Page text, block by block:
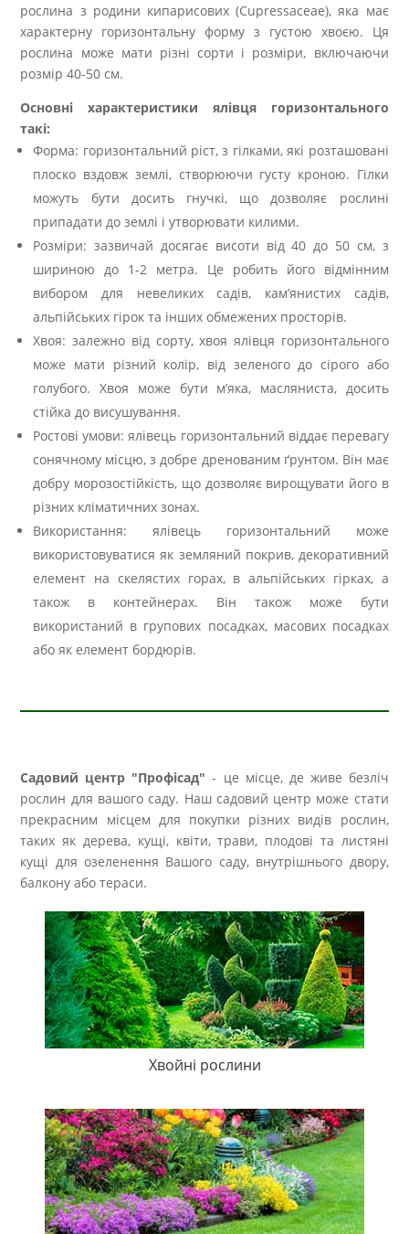
рослина з родини кипарисових (Cupressaceae), яка має
характерну горизонтальну форму з густою хвоєю. Ця
рослина може мати різні сорти і розміри, включаючи
розмір 40-50 см.
Основні характеристики ялівця горизонтального
такі:
Форма: горизонтальний ріст, з гілками, які розташовані
плоско вздовж землі, створюючи густу кроною. Гілки
можуть бути досить гнучкі, що дозволяє рослині
припадати до землі і утворювати килими.
Розміри: зазвичай досягає висоти від 40 до 50 см, з
шириною до 1-2 метра. Це робить його відмінним
вибором для невеликих садів, кам’янистих садів,
альпійських гірок та інших обмежених просторів.
Хвоя: залежно від сорту, хвоя ялівця горизонтального
може мати різний колір, від зеленого до сірого або
голубого. Хвоя може бути м’яка, масляниста, досить
стійка до висушування.
Ростові умови: ялівець горизонтальний віддає перевагу
сонячному місцю, з добре дренованим ґрунтом. Він має
добру морозостійкість, що дозволяє вирощувати його в
різних кліматичних зонах.
Використання: ялівець горизонтальний може
використовуватися як земляний покрив, декоративний
елемент на скелястих горах, в альпійських гірках, а
також в контейнерах. Він також може бути
використаний в групових посадках, масових посадках
або як елемент бордюрів.
Садовий центр "Профісад" - це місце, де живе безліч
рослин для вашого саду. Наш садовий центр може стати
прекрасним місцем для покупки різних видів рослин,
таких як дерева, кущі, квіти, трави, плодові та листяні
кущі для озеленення Вашого саду, внутрішнього двору,
балкону або тераси.
Хвойні рослини